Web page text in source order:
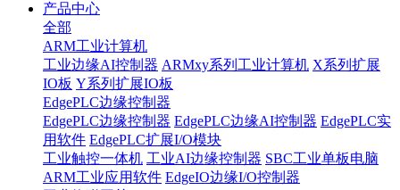
产品中心
全部
ARM工业计算机
工业边缘AI控制器 ARMxy系列工业计算机 X系列扩展
IO板 Y系列扩展IO板
EdgePLC边缘控制器
EdgePLC边缘控制器 EdgePLC边缘AI控制器 EdgePLC实
用软件 EdgePLC扩展I/O模块
工业触控一体机 工业AI边缘控制器 SBC工业单板电脑
ARM工业应用软件 EdgeIO边缘I/O控制器